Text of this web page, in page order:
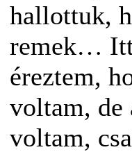
hallottuk,
remek… Itt
éreztem,
voltam, de
voltam,